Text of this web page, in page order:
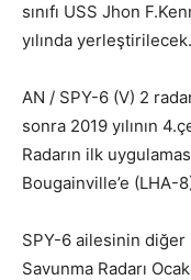
sınıfı USS Jhon
yılında yerleştirilecek.
AN / SPY-6 (V) 2
sonra 2019 yılının
Radarın ilk
Bougainville’e (LHA-
SPY-6 ailesinin diğer
Savunma Radarı